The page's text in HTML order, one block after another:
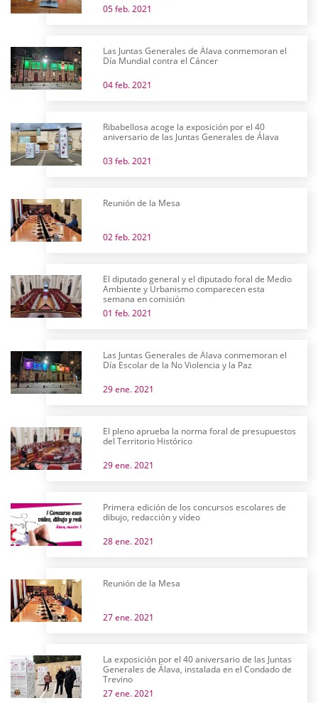
05 feb. 2021
Las Juntas Generales de Álava conmemoran el
Día Mundial contra el Cáncer
04 feb. 2021
Ribabellosa acoge la exposición por el 40
aniversario de las Juntas Generales de Álava
03 feb. 2021
Reunión de la Mesa
02 feb. 2021
El diputado general y el diputado foral de Medio
Ambiente y Urbanismo comparecen esta
semana en comisión
01 feb. 2021
Las Juntas Generales de Álava conmemoran el
Día Escolar de la No Violencia y la Paz
29 ene. 2021
El pleno aprueba la norma foral de presupuestos
del Territorio Histórico
29 ene. 2021
Primera edición de los concursos escolares de
dibujo, redacción y vídeo
28 ene. 2021
Reunión de la Mesa
27 ene. 2021
La exposición por el 40 aniversario de las Juntas
Generales de Álava, instalada en el Condado de
Trevino
27 ene. 2021